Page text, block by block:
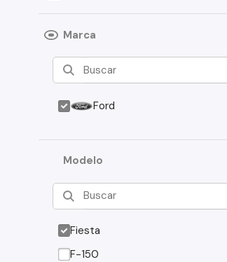
Marca
Ford
Modelo
Fiesta
F-150